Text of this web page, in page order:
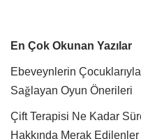
En Çok Okunan Yazılar
Ebeveynlerin
Sağlayan Oyun Önerileri
Çift Terapisi Ne Kadar
Hakkında Merak Edilenler